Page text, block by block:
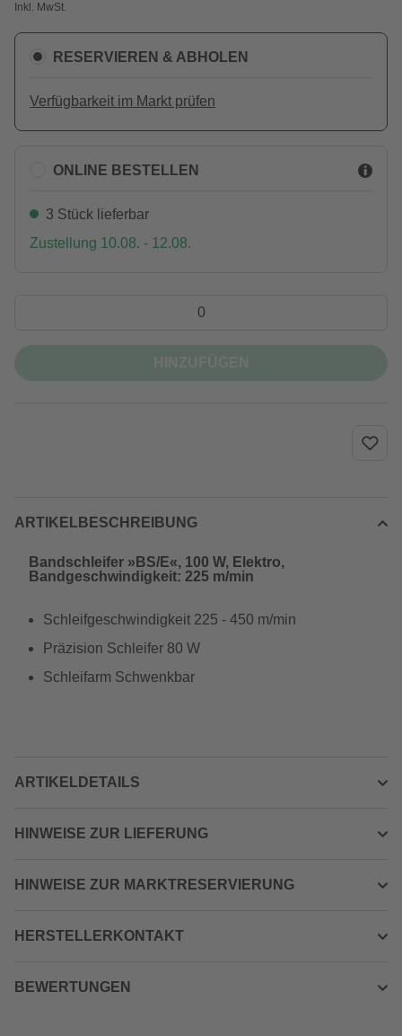
Inkl. MwSt.
RESERVIEREN & ABHOLEN
Verfügbarkeit im Markt prüfen
ONLINE BESTELLEN
3 Stück lieferbar
Zustellung 10.08. - 12.08.
ARTIKELBESCHREIBUNG
Bandschleifer »BS/E«, 100 W, Elektro,
Bandgeschwindigkeit: 225 m/min
Schleifgeschwindigkeit 225 - 450 m/min
Präzision Schleifer 80 W
Schleifarm Schwenkbar
ARTIKELDETAILS
HINWEISE ZUR LIEFERUNG
HINWEISE ZUR MARKTRESERVIERUNG
HERSTELLERKONTAKT
BEWERTUNGEN